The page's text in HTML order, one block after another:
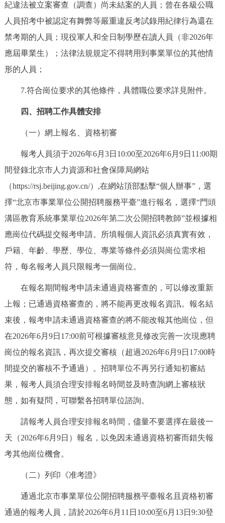
紀違法被立案審查（調查）尚未結案的人員；曾在各級公職
人員招考中被認定有舞弊等嚴重違反考試錄用紀律行為還在
禁考期的人員；現役軍人和全日制學歷在讀人員（非2026年
應屆畢業生）；法律法規規定不得聘用到事業單位的其他情
形的人員；
7.符合崗位要求的其他條件，具體職位要求詳見附件。
四、招聘工作具體安排
（一）網上報名、資格初審
報考人員須于2026年6月3日10:00至2026年6月9日11:00期
間登錄北京市人力資源和社會保障局網站
（https://rsj.beijing.gov.cn/）,在網站頂部點擊“個人辦事”，選
擇“北京市事業單位公開招聘服務平臺”進行報名，選擇“門頭
溝區教育系統事業單位2026年第二次公開招聘教師”並根據相
應崗位代碼提交報考申請。所填報個人資訊必須真實有效，
戶籍、年齡、學歷、學位、專業等條件必須與崗位需求相
符，每名報考人員只限報考一個崗位。
在報名期間報考申請未通過資格審查的，可以修改重新
上報；已通過資格審查的，將不能再更改報名資訊。報名結
束後，報考申請未通過資格審查的將不能改報其他崗位，但
在2026年6月9日17:00前可根據審核意見修改完善一次現應聘
崗位的報名資訊，再次提交審核（超過2026年6月9日17:00時
間提交的審核不予通過）。招聘單位不再另行通知初審結
果，報考人員須合理安排報名時間並及時查詢網上審核狀
態，如有疑問，可聯繫各招聘單位諮詢。
請報考人員合理安排報名時間，儘量不要選擇在最後一
天（2026年6月9日）報名，以免因未通過資格初審而錯失報
考其他崗位機會。
（二）列印《准考證》
通過北京市事業單位公開招聘服務平臺報名且資格初審
通過的報考人員，請於2026年6月11日10:00至6月13日9:30登